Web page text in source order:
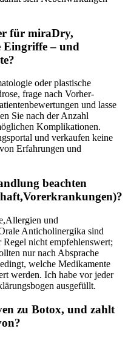
für miraDry,
Eingriffe – und
oder ⁢plastische
frage⁢ nach Vorher-
und lasse
Sie nach der Anzahl
Komplikationen.
und verkaufen​ keine
Erfahrungen und
beachten‌
und
Anticholinergika ⁢sind
nicht empfehlenswert;
nur‌ nach​ Absprache
‌welche Medikamente
werden. Ich habe vor jeder
ausgefüllt.
zu Botox, und zahlt